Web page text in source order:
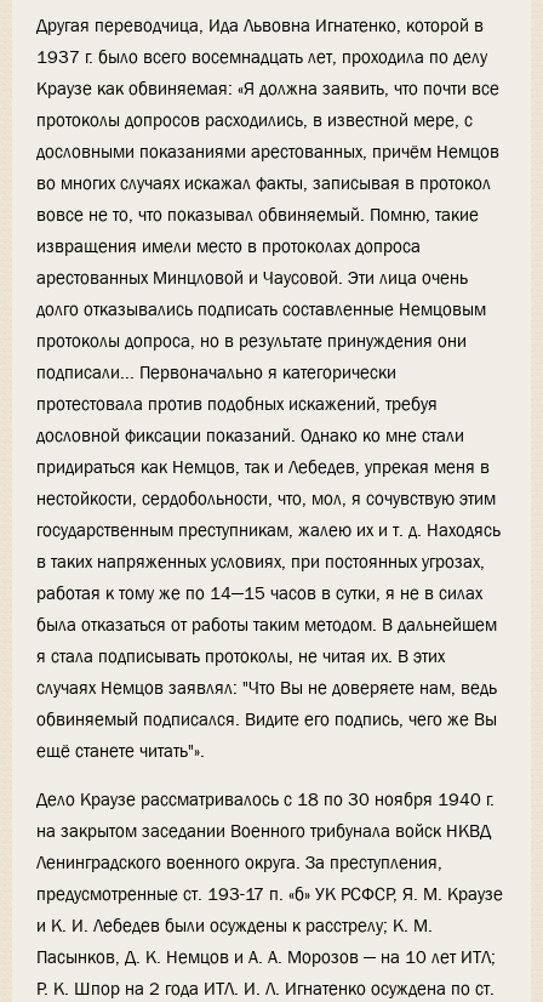
Другая переводчица, Ида Львовна Игнатенко, которой в
1937 г. было всего восемнадцать лет, проходила по делу
Краузе как обвиняемая: «Я должна заявить, что почти все
протоколы допросов расходились, в известной мере, с
дословными показаниями арестованных, причём Немцов
во многих случаях искажал факты, записывая в протокол
вовсе не то, что показывал обвиняемый. Помню, такие
извращения имели место в протоколах допроса
арестованных Минцловой и Чаусовой. Эти лица очень
долго отказывались подписать составленные Немцовым
протоколы допроса, но в результате принуждения они
подписали... Первоначально я категорически
протестовала против подобных искажений, требуя
дословной фиксации показаний. Однако ко мне стали
придираться как Немцов, так и Лебедев, упрекая меня в
нестойкости, сердобольности, что, мол, я сочувствую этим
государственным преступникам, жалею их и т. д. Находясь
в таких напряженных условиях, при постоянных угрозах,
работая к тому же по 14—15 часов в сутки, я не в силах
была отказаться от работы таким методом. В дальнейшем
я стала подписывать протоколы, не читая их. В этих
случаях Немцов заявлял: "Что Вы не доверяете нам, ведь
обвиняемый подписался. Видите его подпись, чего же Вы
ещё станете читать"».
Дело Краузе рассматривалось с 18 по 30 ноября 1940 г.
на закрытом заседании Военного трибунала войск НКВД
Ленинградского военного округа. За преступления,
предусмотренные ст. 193-17 п. «б» УК РСФСР, Я. М. Краузе
и К. И. Лебедев были осуждены к расстрелу; К. М.
Пасынков, Д. К. Немцов и А. А. Морозов — на 10 лет ИТЛ;
Р. К. Шпор на 2 года ИТЛ. И. Л. Игнатенко осуждена по ст.